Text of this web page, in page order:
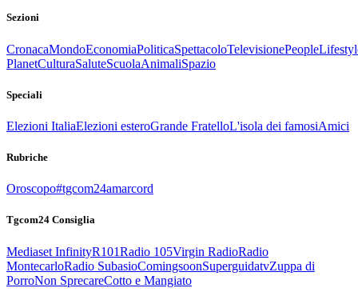
Sezioni
CronacaMondoEconomiaPoliticaSpettacoloTelevisionePeople
PlanetCulturaSaluteScuolaAnimaliSpazio
Speciali
Elezioni ItaliaElezioni esteroGrande FratelloL'isola dei famosiAmici
Rubriche
Oroscopo#tgcom24amarcord
Tgcom24 Consiglia
Mediaset InfinityR101Radio 105Virgin RadioRadio
MontecarloRadio SubasioComingsoonSuperguidatvZuppa di
PorroNon SprecareCotto e Mangiato